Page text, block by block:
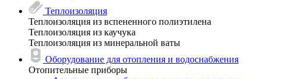
Теплоизоляция
Теплоизоляция из вспененного полиэтилена
Теплоизоляция из каучука
Теплоизоляция из минеральной ваты
Оборудование для отопления и водоснабжения
Отопительные приборы